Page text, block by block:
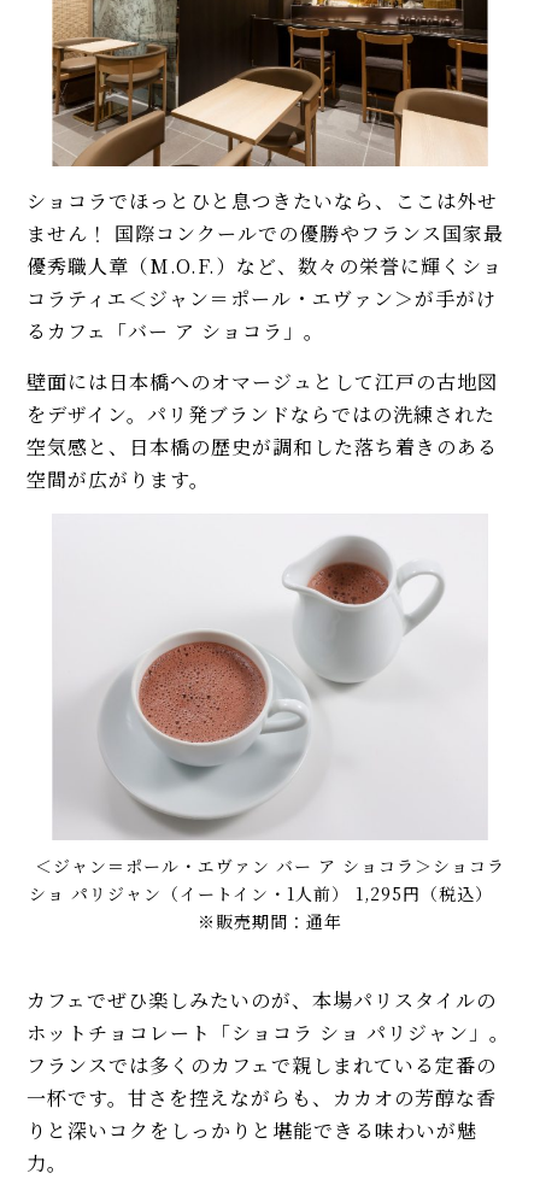
ショコラでほっとひと息つきたいなら、ここは外せ
ません！ 国際コンクールでの優勝やフランス国家最
優秀職人章（M.O.F.）など、数々の栄誉に輝くショ
コラティエ＜ジャン＝ポール・エヴァン＞が手がけ
るカフェ「バー ア ショコラ」。
壁面には日本橋へのオマージュとして江戸の古地図
をデザイン。パリ発ブランドならではの洗練された
空気感と、日本橋の歴史が調和した落ち着きのある
空間が広がります。
＜ジャン＝ポール・エヴァン バー ア ショコラ＞ショコラ
ショ パリジャン（イートイン・1人前） 1,295円（税込）
※販売期間：通年
カフェでぜひ楽しみたいのが、本場パリスタイルの
ホットチョコレート「ショコラ ショ パリジャン」。
フランスでは多くのカフェで親しまれている定番の
一杯です。甘さを控えながらも、カカオの芳醇な香
りと深いコクをしっかりと堪能できる味わいが魅
力。